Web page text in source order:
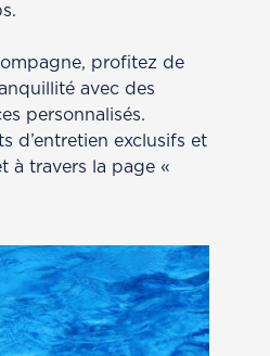
profitez de
avec des
personnalisés.
d’entretien exclusifs et
à travers la page «